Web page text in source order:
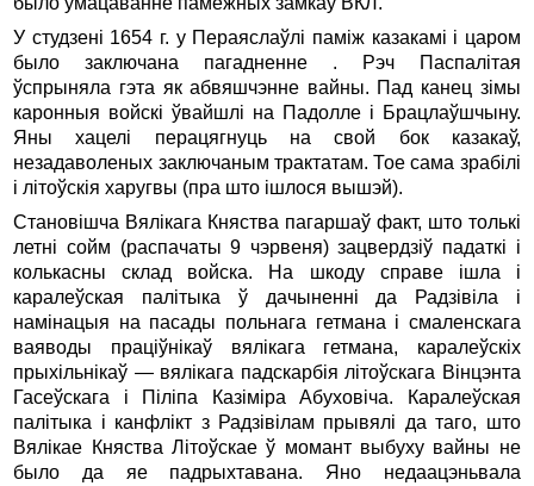
У студзені 1654 г. у Пераяслаўлі паміж казакамі і царом
было заключана пагадненне . Рэч Паспалітая
ўспрыняла гэта як абвяшчэнне вайны. Пад канец зімы
каронныя войскі ўвайшлі на Падолле і Брацлаўшчыну.
Яны хацелі перацягнуць на свой бок казакаў,
незадаволеных заключаным трактатам. Тое сама зрабілі
і літоўскія харугвы (пра што ішлося вышэй).
Становішча Вялікага Княства пагаршаў факт, што толькі
летні сойм (распачаты 9 чэрвеня) зацвердзіў падаткі і
колькасны склад войска. На шкоду справе ішла і
каралеўская палітыка ў дачыненні да Радзівіла і
намінацыя на пасады польнага гетмана і смаленскага
ваяводы праціўнікаў вялікага гетмана, каралеўскіх
прыхільнікаў — вялікага падскарбія літоўскага Вінцэнта
Гасеўскага і Піліпа Казіміра Абуховіча. Каралеўская
палітыка і канфлікт з Радзівілам прывялі да таго, што
Вялікае Княства Літоўскае ў момант выбуху вайны не
было да яе падрыхтавана. Яно недаацэньвала